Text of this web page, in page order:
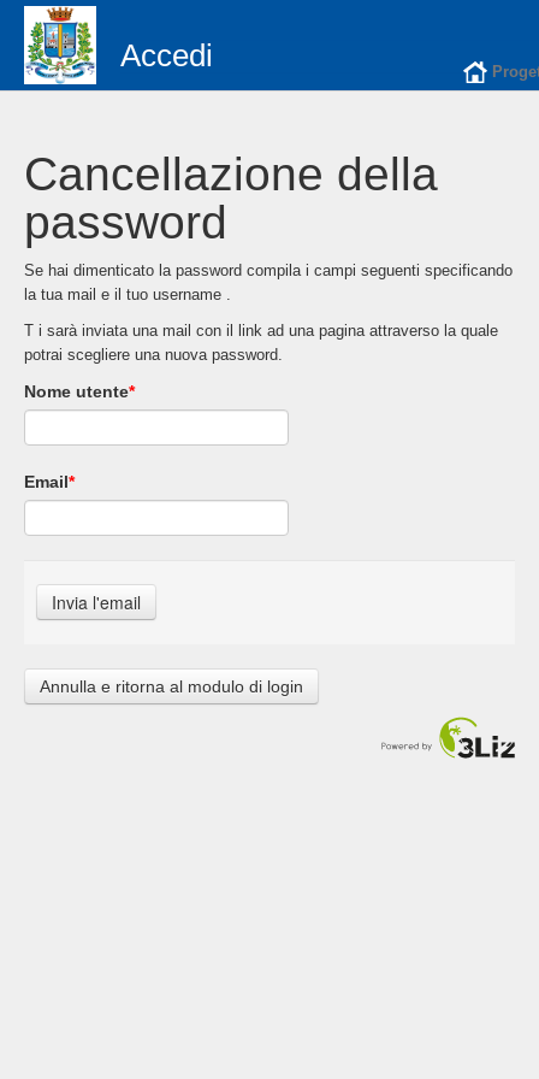
Accedi
Cancellazione della
password
Se hai dimenticato la password compila i campi seguenti specificando
la tua mail e il tuo username .
T i sarà inviata una mail con il link ad una pagina attraverso la quale
potrai scegliere una nuova password.
Nome utente*
Email*
Annulla e ritorna al modulo di login